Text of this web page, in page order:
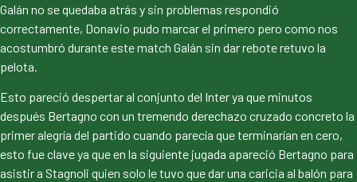
Galán no se quedaba atrás y sin problemas respondió
correctamente, Donavio pudo marcar el primero pero como nos
acostumbró durante este match Galán sin dar rebote retuvo la
pelota.
Esto pareció despertar al conjunto del Inter ya que minutos
después Bertagno con un tremendo derechazo cruzado concreto la
primer alegría del partido cuando parecía que terminarían en cero,
esto fue clave ya que en la siguiente jugada apareció Bertagno para
asistir a Stagnoli quien solo le tuvo que dar una caricia al balón para